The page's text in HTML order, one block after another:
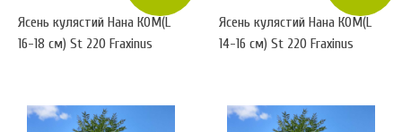
Ясень кулястий Нана КОМ(L
16-18 см) St 220 Fraxinus
Ясень кулястий Нана КОМ(L
14-16 см) St 220 Fraxinus